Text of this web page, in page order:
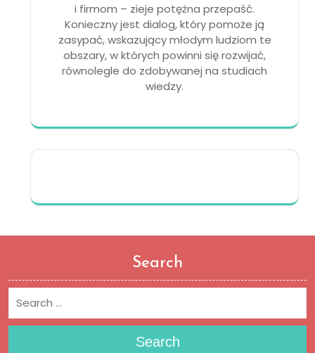
i firmom – zieje potężna przepaść.
Konieczny jest dialog, który pomoże ją
zasypać, wskazujący młodym ludziom te
obszary, w których powinni się rozwijać,
równolegle do zdobywanej na studiach
wiedzy.
Search
Search